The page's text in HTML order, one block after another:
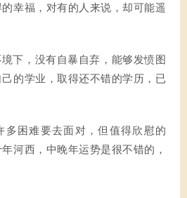
的幸福，对有的人来说，却可能遥
下，没有自暴自弃，能够发愤图
的学业，取得还不错的学历，已
多困难要去面对，但值得欣慰的
河西，中晚年运势是很不错的，